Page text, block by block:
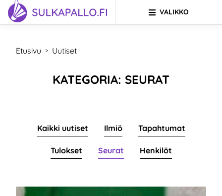
Siirry sivun sisältöön
SIIRRY ETUSIVULLE
VALIKKO
Etusivu > Uutiset
KATEGORIA: SEURAT
Kaikki uutiset Ilmiö Tapahtumat
Tulokset Seurat Henkilöt